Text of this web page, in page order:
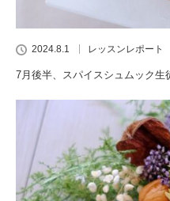
2024.8.1 レッスンレポート
7月後半、スパイスシュムック生